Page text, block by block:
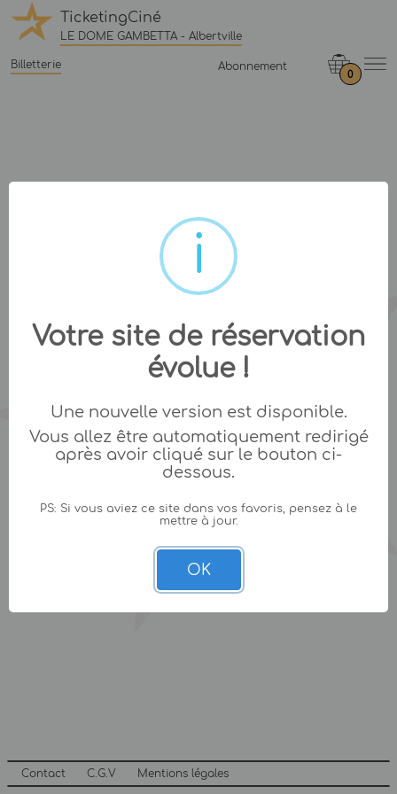
TicketingCiné
LE DOME GAMBETTA - Albertville
Billetterie Abonnement
0
Contact C.G.V Mentions légales
Votre site de réservation
évolue !
Une nouvelle version est disponible.
Vous allez être automatiquement redirigé
après avoir cliqué sur le bouton ci-
dessous.
PS: Si vous aviez ce site dans vos favoris, pensez à le
mettre à jour.
OK